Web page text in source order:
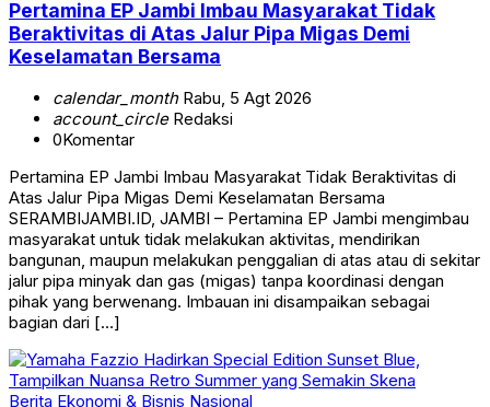
Pertamina EP Jambi Imbau Masyarakat Tidak
Beraktivitas di Atas Jalur Pipa Migas Demi
Keselamatan Bersama
calendar_monthRabu, 5 Agt 2026
account_circleRedaksi
0Komentar
Pertamina EP Jambi Imbau Masyarakat Tidak Beraktivitas di
Atas Jalur Pipa Migas Demi Keselamatan Bersama
SERAMBIJAMBI.ID, JAMBI – Pertamina EP Jambi mengimbau
masyarakat untuk tidak melakukan aktivitas, mendirikan
bangunan, maupun melakukan penggalian di atas atau di sekitar
jalur pipa minyak dan gas (migas) tanpa koordinasi dengan
pihak yang berwenang. Imbauan ini disampaikan sebagai
bagian dari […]
Berita Ekonomi & Bisnis Nasional